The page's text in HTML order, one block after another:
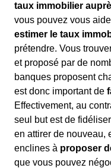
taux immobilier
vous pouvez vous
estimer le taux
prétendre. Vous
et proposé par de
banques proposent
est donc important de
Effectivement, au
seul but est de
en attirer de nouveau,
enclines à proposer
que vous pouvez